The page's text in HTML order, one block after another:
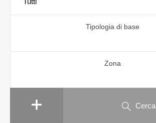
Tipologia di base
Zona
Cerca